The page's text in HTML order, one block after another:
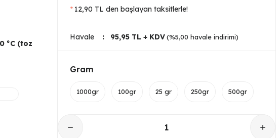
°C (toz
* 12,90 TL den başlayan taksitlerle!
Havale 95,95 TL + KDV (%5,00 havale indirimi)
Gram
1000gr 100gr 25 gr 250gr 500gr